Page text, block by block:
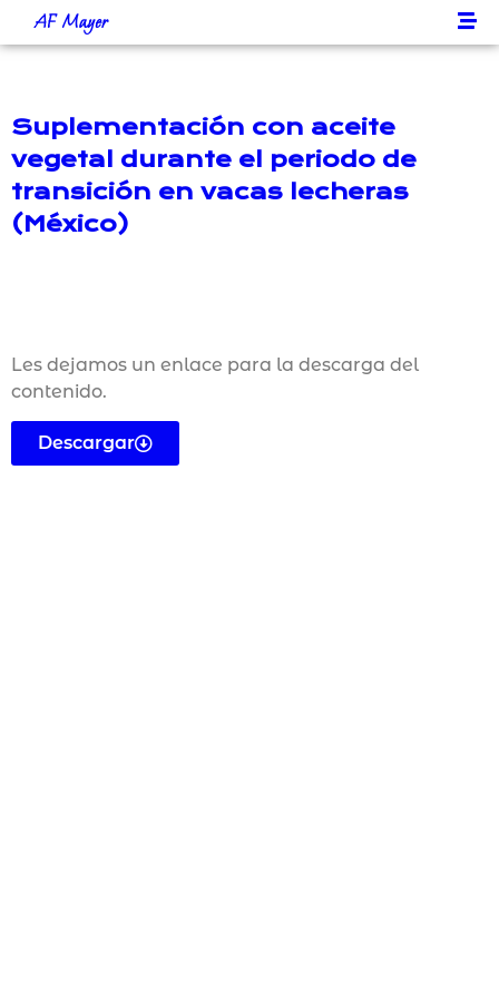
AF Mayer
Suplementación con aceite
vegetal durante el periodo de
transición en vacas lecheras
(México)
Les dejamos un enlace para la descarga del
contenido.
Descargar